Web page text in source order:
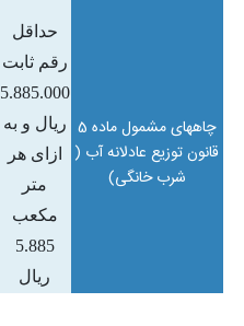
چاههای مشمول ماده 5
قانون توزیع عادلانه آب (
شرب خانگی)
حداقل
رقم ثابت
5.885.000
ریال و به
ازای هر
متر
مکعب
5.885
ریال